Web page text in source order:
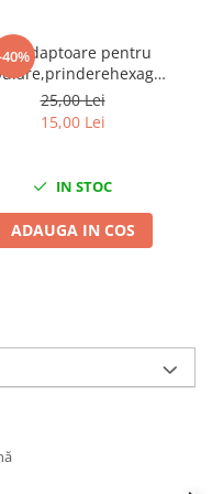
adaptoare pentru
4" - 3/8" - 1/2" 3 piese
25,00 Lei
15,00 Lei
IN STOC
ADAUGA IN COS